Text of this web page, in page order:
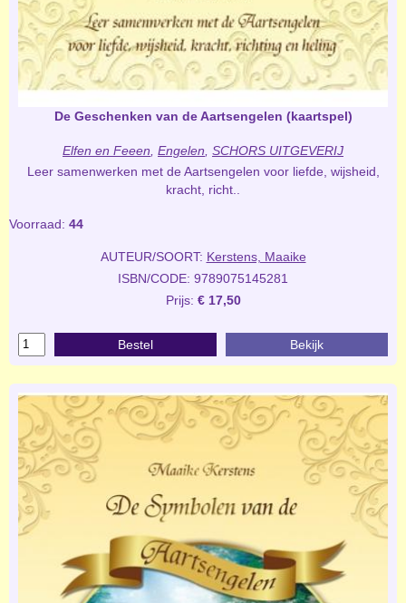
De Geschenken van de Aartsengelen (kaartspel)
Elfen en Feeen Engelen SCHORS UITGEVERIJ
Leer samenwerken met de Aartsengelen voor liefde, wijsheid,
kracht, richt..
Voorraad: 44
AUTEUR/SOORT: Kerstens, Maaike
ISBN/CODE: 9789075145281
Prijs: € 17,50
Bestel Bekijk